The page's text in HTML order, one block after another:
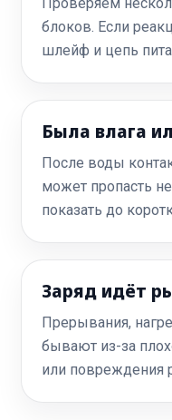
блоков. Если
шлейф и цепь
Была влага
После воды
может пропасть
показать до
Заряд идёт
Прерывания,
бывают из-за
или повреждения